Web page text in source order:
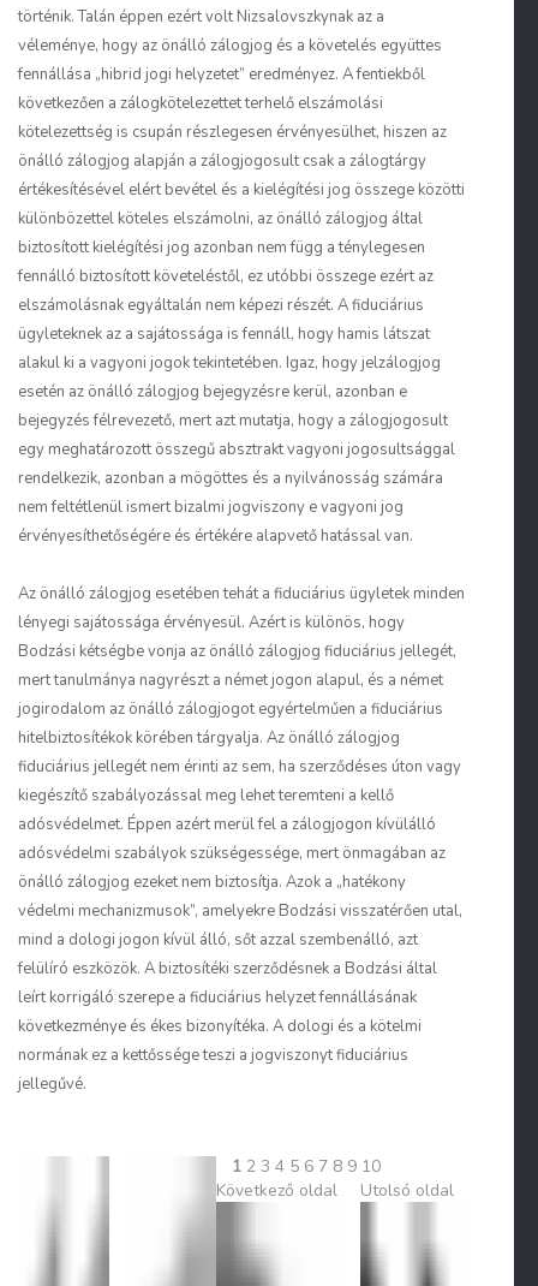
történik. Talán éppen ezért volt Nizsalovszkynak az a
véleménye, hogy az önálló zálogjog és a követelés együttes
fennállása „hibrid jogi helyzetet” eredményez. A fentiekből
következően a zálogkötelezettet terhelő elszámolási
kötelezettség is csupán részlegesen érvényesülhet, hiszen az
önálló zálogjog alapján a zálogjogosult csak a zálogtárgy
értékesítésével elért bevétel és a kielégítési jog összege közötti
különbözettel köteles elszámolni, az önálló zálogjog által
biztosított kielégítési jog azonban nem függ a ténylegesen
fennálló biztosított követeléstől, ez utóbbi összege ezért az
elszámolásnak egyáltalán nem képezi részét. A fiduciárius
ügyleteknek az a sajátossága is fennáll, hogy hamis látszat
alakul ki a vagyoni jogok tekintetében. Igaz, hogy jelzálogjog
esetén az önálló zálogjog bejegyzésre kerül, azonban e
bejegyzés félrevezető, mert azt mutatja, hogy a zálogjogosult
egy meghatározott összegű absztrakt vagyoni jogosultsággal
rendelkezik, azonban a mögöttes és a nyilvánosság számára
nem feltétlenül ismert bizalmi jogviszony e vagyoni jog
érvényesíthetőségére és értékére alapvető hatással van.
Az önálló zálogjog esetében tehát a fiduciárius ügyletek minden
lényegi sajátossága érvényesül. Azért is különös, hogy
Bodzási kétségbe vonja az önálló zálogjog fiduciárius jellegét,
mert tanulmánya nagyrészt a német jogon alapul, és a német
jogirodalom az önálló zálogjogot egyértelműen a fiduciárius
hitelbiztosítékok körében tárgyalja. Az önálló zálogjog
fiduciárius jellegét nem érinti az sem, ha szerződéses úton vagy
kiegészítő szabályozással meg lehet teremteni a kellő
adósvédelmet. Éppen azért merül fel a zálogjogon kívülálló
adósvédelmi szabályok szükségessége, mert önmagában az
önálló zálogjog ezeket nem biztosítja. Azok a „hatékony
védelmi mechanizmusok”, amelyekre Bodzási visszatérően utal,
mind a dologi jogon kívül álló, sőt azzal szembenálló, azt
felülíró eszközök. A biztosítéki szerződésnek a Bodzási által
leírt korrigáló szerepe a fiduciárius helyzet fennállásának
következménye és ékes bizonyítéka. A dologi és a kötelmi
normának ez a kettőssége teszi a jogviszonyt fiduciárius
jellegűvé.
1 2 3 4 5 6 7 8 9 10
Következő oldal
Utolsó oldal